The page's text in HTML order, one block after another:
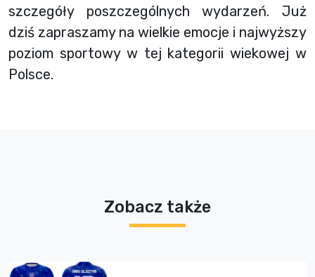
szczegóły poszczególnych wydarzeń. Już
dziś zapraszamy na wielkie emocje i najwyższy
poziom sportowy w tej kategorii wiekowej w
Polsce.
Zobacz także